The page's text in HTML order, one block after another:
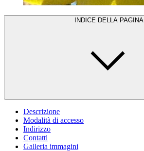
INDICE DELLA PAGINA
Descrizione
Modalità di accesso
Indirizzo
Contatti
Galleria immagini